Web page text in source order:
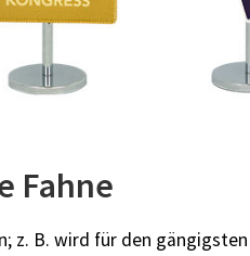
Fahne
z. B. wird für den gängigsten